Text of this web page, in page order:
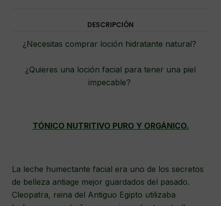
DESCRIPCIÓN
¿Necesitas comprar loción hidratante natural?
¿Quieres una loción facial para tener una piel
impecable?
TÓNICO NUTRITIVO PURO Y ORGÁNICO.
La leche humectante facial era uno de los secretos
de belleza antiage mejor guardados del pasado.
Cleopatra, reina del Antiguo Egipto utilizaba